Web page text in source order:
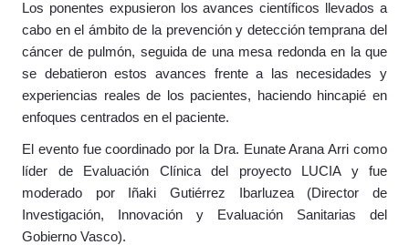
Los ponentes expusieron los avances científicos llevados a
cabo en el ámbito de la prevención y detección temprana del
cáncer de pulmón, seguida de una mesa redonda en la que
se debatieron estos avances frente a las necesidades y
experiencias reales de los pacientes, haciendo hincapié en
enfoques centrados en el paciente.
El evento fue coordinado por la Dra. Eunate Arana Arri como
líder de Evaluación Clínica del proyecto LUCIA y fue
moderado por Iñaki Gutiérrez Ibarluzea (Director de
Investigación, Innovación y Evaluación Sanitarias del
Gobierno Vasco).